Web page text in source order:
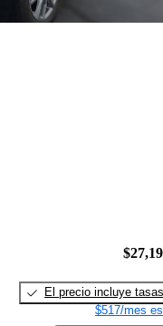
El precio incluye tasas
$517/mes